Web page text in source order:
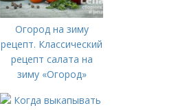
Огород на зиму
рецепт. Классический
рецепт салата на
зиму «Огород»